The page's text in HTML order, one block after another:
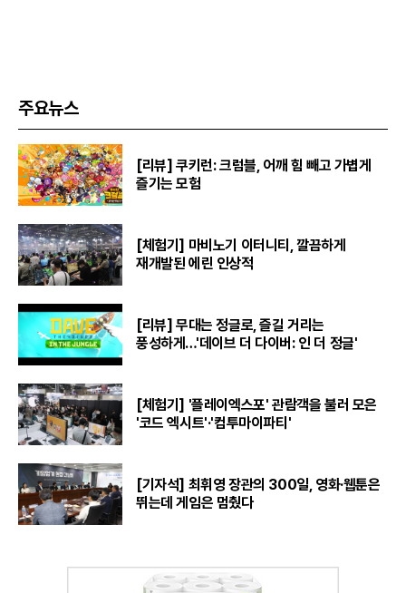
주요뉴스
[리뷰] 쿠키런: 크럼블, 어깨 힘 빼고 가볍게
즐기는 모험
[체험기] 마비노기 이터니티, 깔끔하게
재개발된 에린 인상적
[리뷰] 무대는 정글로, 즐길 거리는
풍성하게…'데이브 더 다이버: 인 더 정글'
[체험기] '플레이엑스포' 관람객을 불러 모은
'코드 엑시트'·'컴투마이파티'
[기자석] 최휘영 장관의 300일, 영화·웹툰은
뛰는데 게임은 멈췄다